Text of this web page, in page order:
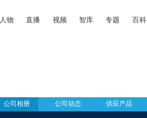
人物 直播 视频 智库 专题 百科
公司相册 公司动态 供应产品